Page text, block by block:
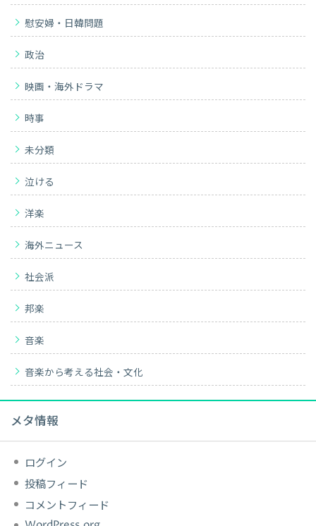
慰安婦・日韓問題
政治
映画・海外ドラマ
時事
未分類
泣ける
洋楽
海外ニュース
社会派
邦楽
音楽
音楽から考える社会・文化
メタ情報
ログイン
投稿フィード
コメントフィード